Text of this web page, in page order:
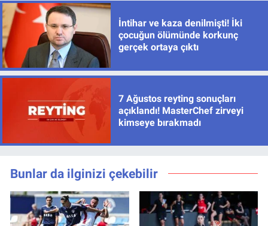
İntihar ve kaza denilmişti! İki
çocuğun ölümünde korkunç
gerçek ortaya çıktı
7 Ağustos reyting sonuçları
açıklandı! MasterChef zirveyi
kimseye bırakmadı
Bunlar da ilginizi çekebilir